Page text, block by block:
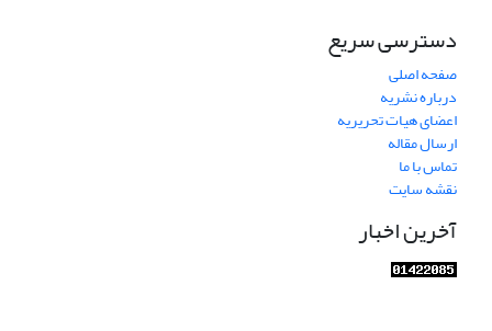
دسترسی سریع
صفحه اصلی
درباره نشریه
اعضای هیات تحریریه
ارسال مقاله
تماس با ما
نقشه سایت
آخرین اخبار